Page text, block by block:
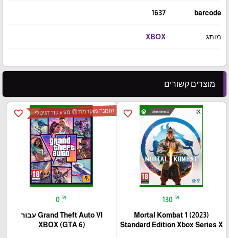
barcode
1637
מותג XBOX
מוצרים קשורים
favorite_border
130 ₪
Mortal Kombat 1 (2023)
Standard Edition Xbox Series X
favorite_border הזמנה מוקדמת 😍 מגיע קוד דגיטלי
0 ₪
Grand Theft Auto VI עבור
(XBOX (GTA 6